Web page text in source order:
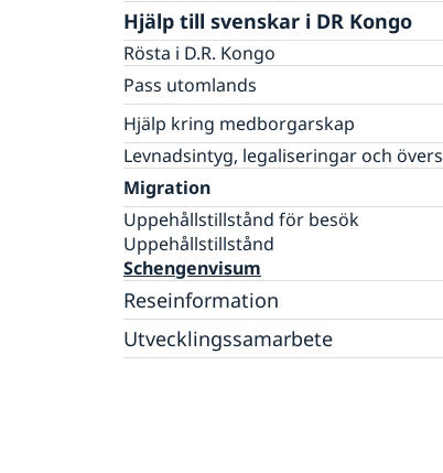
Hjälp till svenskar i DR Kongo
Rösta i D.R. Kongo
Pass utomlands
Samordningsnummer
Legalisering
Födelsebevis
Faderskap
Ansökan om barnets första pass
Förnyelse av pass för vuxna
Förnyelse av pass för barn
Provisoriskt pass
Nationellt id-kort
Hjälp kring medborgarskap
Svenskt medborgarskap för barn
Svenskt medborgarskap
Registrera nyfödd utomlands
Levnadsintyg, legaliseringar och
Migration
Uppehållstillstånd för besök
Uppehållstillstånd
Schengenvisum
Reseinformation
Ambassadens reseinformation
Utvecklingssamarbete